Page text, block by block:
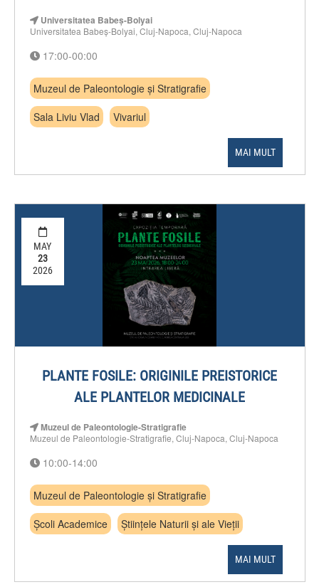
Universitatea Babeș-Bolyai
Universitatea Babeș-Bolyai, Cluj-Napoca, Cluj-Napoca
17:00-00:00
Muzeul de Paleontologie și Stratigrafie
Sala Liviu Vlad
Vivariul
MAI MULT
MAY
23
2026
PLANTE FOSILE: ORIGINILE PREISTORICE
ALE PLANTELOR MEDICINALE
Muzeul de Paleontologie-Stratigrafie
Muzeul de Paleontologie-Stratigrafie, Cluj-Napoca, Cluj-Napoca
10:00-14:00
Muzeul de Paleontologie și Stratigrafie
Școli Academice
Științele Naturii și ale Vieții
MAI MULT